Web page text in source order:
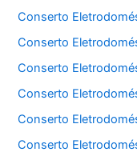
Conserto
Conserto
Conserto
Conserto
Conserto
Conserto